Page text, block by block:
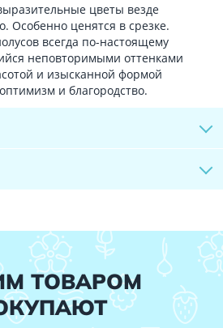
цветы везде
Особенно ценятся в срезке.
всегда по-настоящему
неповторимыми оттенками
и изысканной формой
и благородство.
ТОВАРОМ